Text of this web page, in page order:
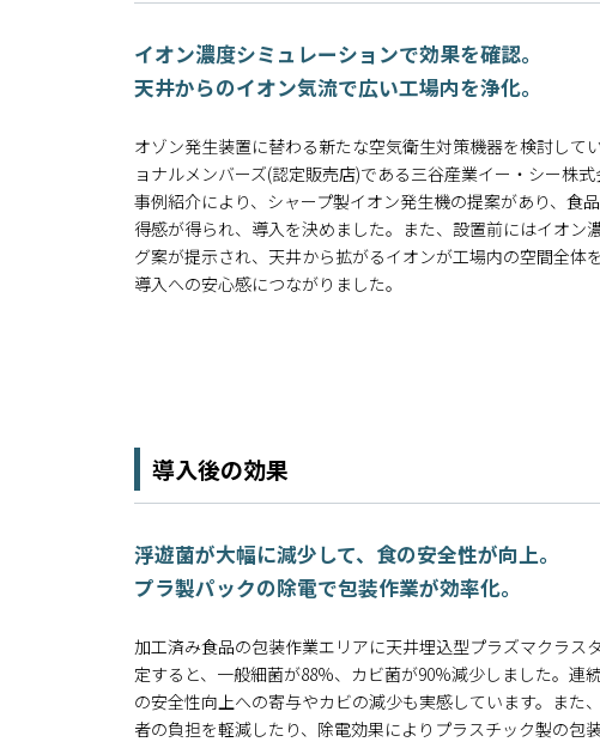
イオン濃度シミュレーションで効果を確認。
天井からのイオン気流で広い工場内を浄化。
オゾン発生装置に替わる新たな空気衛生対策機器を検討して
ョナルメンバーズ(認定販売店)である三谷産業イー・シー株
事例紹介により、シャープ製イオン発生機の提案があり、食
得感が得られ、導入を決めました。また、設置前にはイオン
グ案が提示され、天井から拡がるイオンが工場内の空間全体
導入への安心感につながりました。
導入後の効果
浮遊菌が大幅に減少して、食の安全性が向上。
プラ製パックの除電で包装作業が効率化。
加工済み食品の包装作業エリアに天井埋込型プラズマクラス
定すると、一般細菌が88%、カビ菌が90%減少しました。連
の安全性向上への寄与やカビの減少も実感しています。また
者の負担を軽減したり、除電効果によりプラスチック製の包